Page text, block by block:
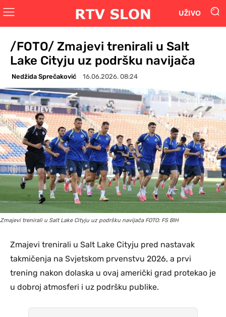
UŽIVO
/FOTO/ Zmajevi trenirali u Salt
Lake Cityju uz podršku navijača
Nedžida Sprečaković 16.06.2026. 08:24
Zmajevi trenirali u Salt Lake Cityju uz podršku navijača FOTO: FS BIH
Zmajevi trenirali u Salt Lake Cityju pred nastavak
takmičenja na Svjetskom prvenstvu 2026, a prvi
trening nakon dolaska u ovaj američki grad protekao je
u dobroj atmosferi i uz podršku publike.